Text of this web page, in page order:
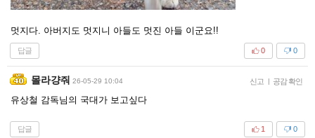
멋지다. 아버지도 멋지니 아들도 멋진 아들 이군요!!
답글 0
0
몰라걍줘 26-05-29 10:04 신고 | 공감 확인
유상철 감독님의 국대가 보고싶다
답글 0
1